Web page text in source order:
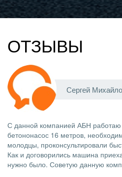
ОТЗЫВЫ
Сергей
С данной компанией АБН работаю
бетононасос 16 метров,
молодцы, проконсультировали
Как и договорились машина
нужно было. Советую данную